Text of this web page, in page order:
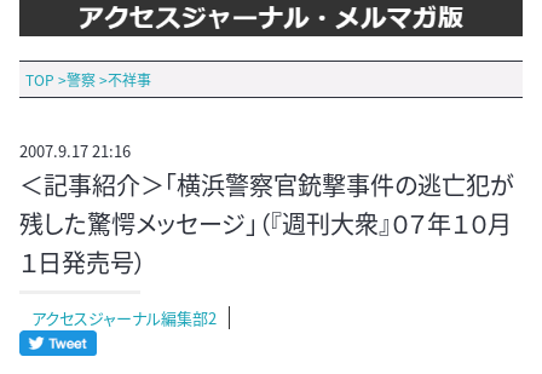
TOP >警察>不祥事
2007.9.17 21:16
＜記事紹介＞「横浜警察官銃撃事件の逃亡犯が
残した驚愕メッセージ」（『週刊大衆』０７年１０月
１日発売号）
アクセスジャーナル編集部2